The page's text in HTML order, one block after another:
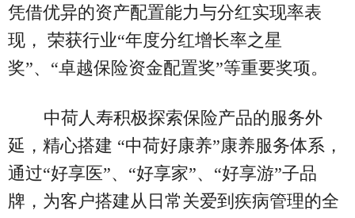
凭借优异的资产配置能力与分红实现率表
现， 荣获行业“年度分红增长率之星
奖”、“卓越保险资金配置奖”等重要奖项。
中荷人寿积极探索保险产品的服务外
延，精心搭建 “中荷好康养”康养服务体系，
通过“好享医”、“好享家”、“好享游”子品
牌，为客户搭建从日常关爱到疾病管理的全